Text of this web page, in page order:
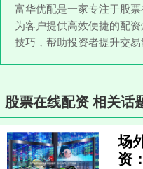
富华优配是一家专注于股
为客户提供高效便捷的配
技巧，帮助投资者提升交易
股票在线配资 相关话
场
资